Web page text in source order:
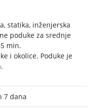
statika, inženjerska
poduke za srednje
min.
i okolice. Poduke je
7 dana